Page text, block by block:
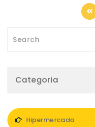
Categoria
Hipermercado